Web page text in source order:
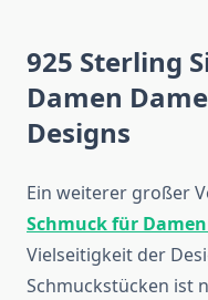
925 Sterling
Damen
Designs
Ein weiterer großer
Schmuck für
Vielseitigkeit der
Schmuckstücken ist